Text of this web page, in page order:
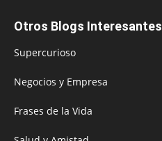
Otros Blogs Interesantes
Supercurioso
Negocios y Empresa
Frases de la Vida